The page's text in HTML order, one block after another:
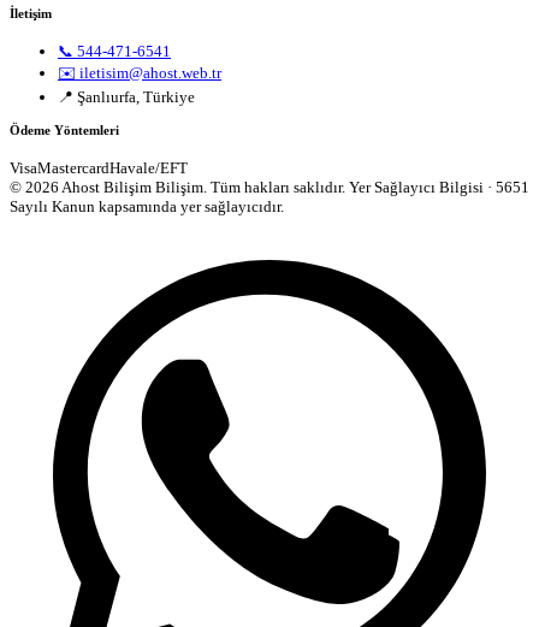
İletişim
📞 544-471-6541
✉️ iletisim@ahost.web.tr
📍 Şanlıurfa, Türkiye
Ödeme Yöntemleri
VisaMastercardHavale/EFT
© 2026 Ahost Bilişim Bilişim. Tüm hakları saklıdır. Yer Sağlayıcı Bilgisi · 5651
Sayılı Kanun kapsamında yer sağlayıcıdır.